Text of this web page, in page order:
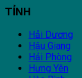
TỈNH
Hải Dương
Hậu Giang
Hải Phòng
Hưng Yên